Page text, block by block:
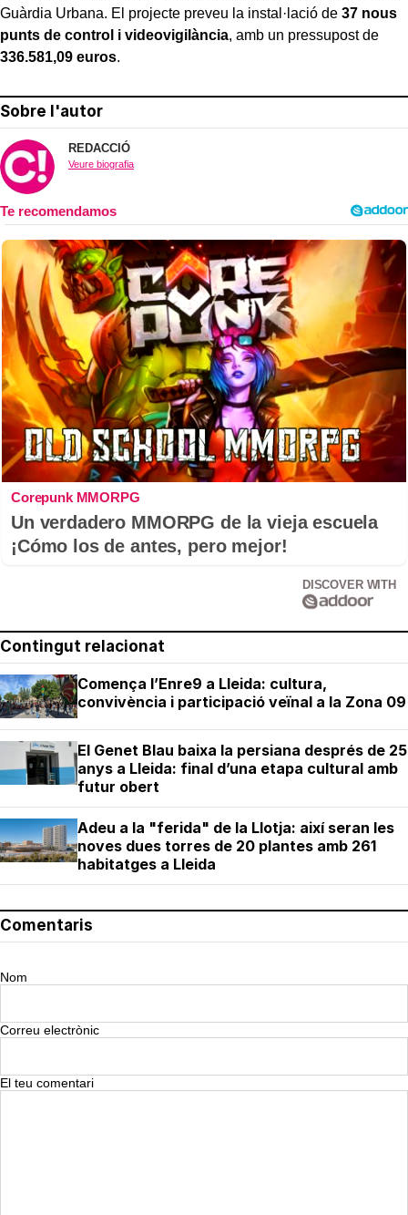
Guàrdia Urbana. El projecte preveu la instal·lació de 37 nous
punts de control i videovigilància, amb un pressupost de
336.581,09 euros.
Sobre l'autor
REDACCIÓ
Veure biografia
Corepunk MMORPG
Un verdadero MMORPG de la vieja escuela
¡Cómo los de antes, pero mejor!
DISCOVER WITH
Contingut relacionat
Comença l’Enre9 a Lleida: cultura,
convivència i participació veïnal a la Zona 09
El Genet Blau baixa la persiana després de 25
anys a Lleida: final d’una etapa cultural amb
futur obert
Adeu a la "ferida" de la Llotja: així seran les
noves dues torres de 20 plantes amb 261
habitatges a Lleida
Comentaris
Nom
Correu electrònic
El teu comentari